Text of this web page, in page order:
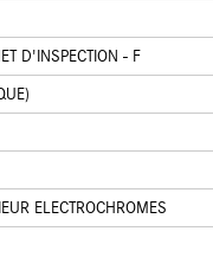
D'INSPECTION - F
ELECTROCHROMES